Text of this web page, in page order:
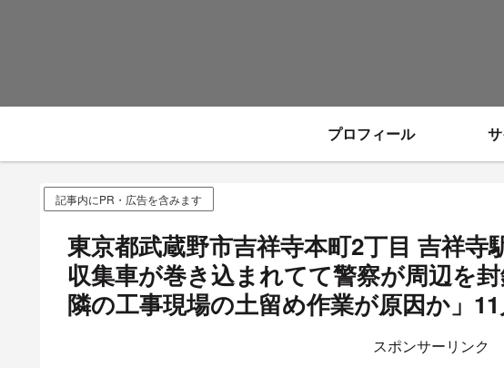
プロフィール
記事内にPR・広告を含みます
東京都武蔵野市吉祥寺本町2丁目 吉祥寺
収集車が巻き込まれてて警察が周辺を
隣の工事現場の土留め作業が原因か」11
スポンサーリンク